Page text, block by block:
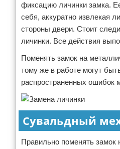
фиксацию личинки замка.
себя, аккуратно извлекая
стороны двери. Стоит
личинки. Все действия
Поменять замок на
тому же в работе могут
распространенных ошибок
Сувальдный
Правильно поменять